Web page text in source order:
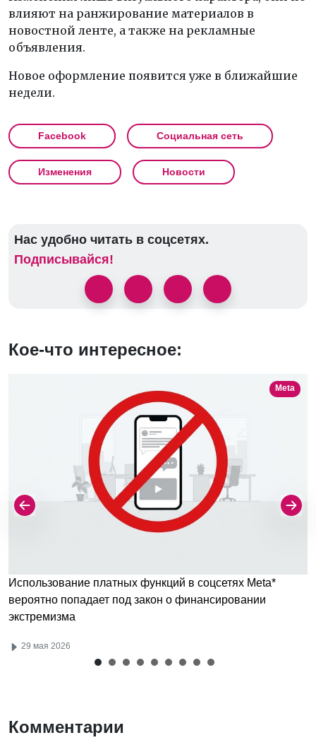
влияют на ранжирование материалов в
новостной ленте, а также на рекламные
объявления.
Новое оформление появится уже в ближайшие
недели.
Facebook Социальная сеть
Изменения Новости
Нас удобно читать в соцсетях.
Подписывайся!
Кое-что интересное:
Meta
Использование платных функций в соцсетях Meta*
вероятно попадает под закон о финансировании
экстремизма
29 мая 2026
Комментарии